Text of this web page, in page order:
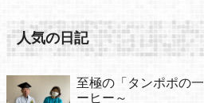
人気の日記
至極の「タンポポの
ーヒー～